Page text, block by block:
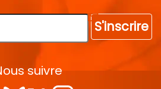
S'inscrire
suivre